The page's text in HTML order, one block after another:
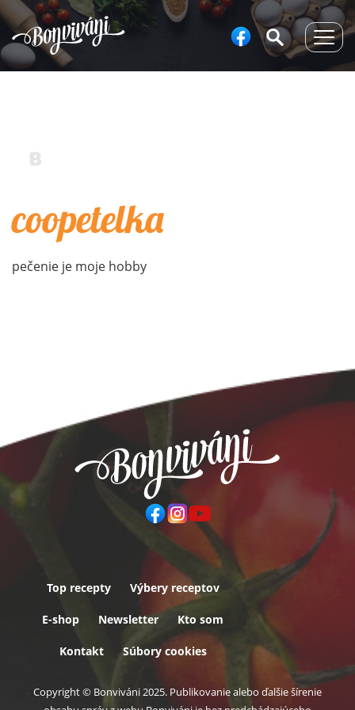
coopetelka
pečenie je moje hobby
Päta
Top recepty Výbery receptov
E-shop Newsletter Kto som
Kontakt Súbory cookies
Copyright © Bonviváni 2025. Publikovanie alebo ďalšie šírenie